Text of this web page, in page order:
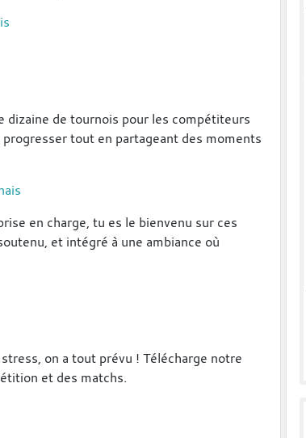
dizaine de tournois pour les compétiteurs
tout en partageant des moments
en charge, tu es le bienvenu sur ces
et intégré à une ambiance où
on a tout prévu ! Télécharge notre
et des matchs.